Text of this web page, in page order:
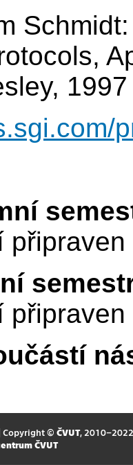
1997
připraven
připraven
Copyright © ČVUT, 2010–2022
ČVUT